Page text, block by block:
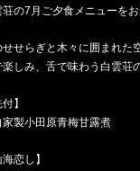
荘の7月ご夕食メニューをお
せせらぎと木々に囲まれた
楽しみ、舌で味わう白雲荘
】
家製小田原青梅甘露煮
恋し】